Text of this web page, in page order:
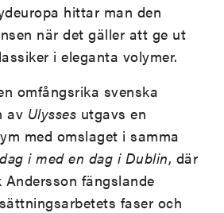
hittar man den
när det gäller att ge ut
i eleganta volymer.
omfångsrika svenska
av Ulysses utgavs en
med omslaget i samma
i med en dag i Dublin, där
fängslande
faser och